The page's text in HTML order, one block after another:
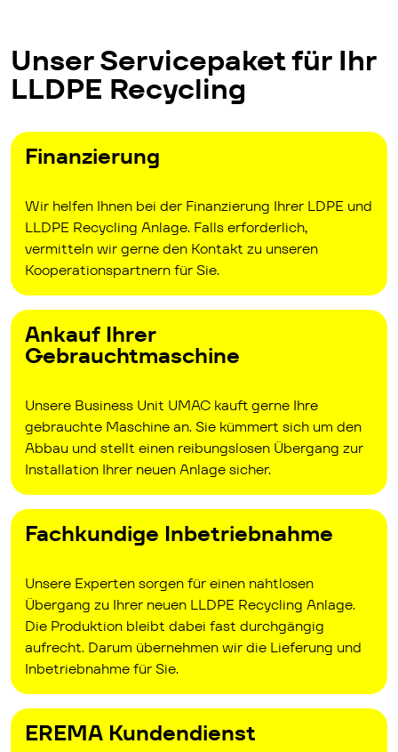
Unser Servicepaket für Ihr
LLDPE Recycling
Finanzierung
Wir helfen Ihnen bei der Finanzierung Ihrer LDPE und
LLDPE Recycling Anlage. Falls erforderlich,
vermitteln wir gerne den Kontakt zu unseren
Kooperationspartnern für Sie.
Ankauf Ihrer
Gebrauchtmaschine
Unsere Business Unit UMAC kauft gerne Ihre
gebrauchte Maschine an. Sie kümmert sich um den
Abbau und stellt einen reibungslosen Übergang zur
Installation Ihrer neuen Anlage sicher.
Fachkundige Inbetriebnahme
Unsere Experten sorgen für einen nahtlosen
Übergang zu Ihrer neuen LLDPE Recycling Anlage.
Die Produktion bleibt dabei fast durchgängig
aufrecht. Darum übernehmen wir die Lieferung und
Inbetriebnahme für Sie.
EREMA Kundendienst